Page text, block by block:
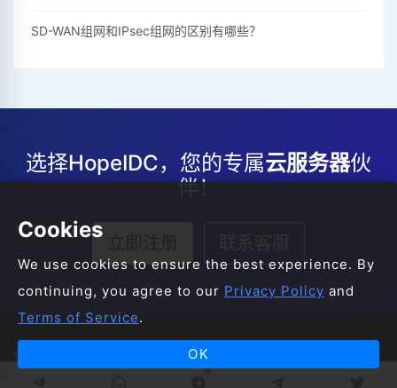
SD-WAN组网和IPsec组网的区别有哪些？
选择HopeIDC，您的专属云服务器伙
伴！
© 2008-2026 HopeIDC All Rights Reserved.
Cookies
We use cookies to ensure the best experience. By
continuing, you agree to our Privacy Policy and
Terms of Service.
OK